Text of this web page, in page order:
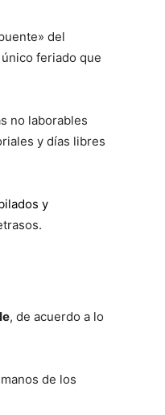
del
feriado que
no laborables
y días libres
y
, de acuerdo a lo
de los